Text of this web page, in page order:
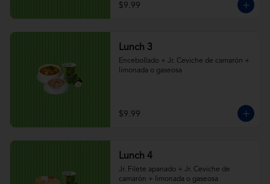
$9.99
Lunch 3
Encebollado + Jr. Ceviche de camarón +
limonada o gaseosa
$9.99
Lunch 4
Jr. Filete apanado + Jr. Ceviche de
camarón + limonada o gaseosa